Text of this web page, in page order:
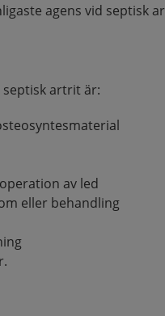
agens vid septisk
artrit är:
av led
eller behandling